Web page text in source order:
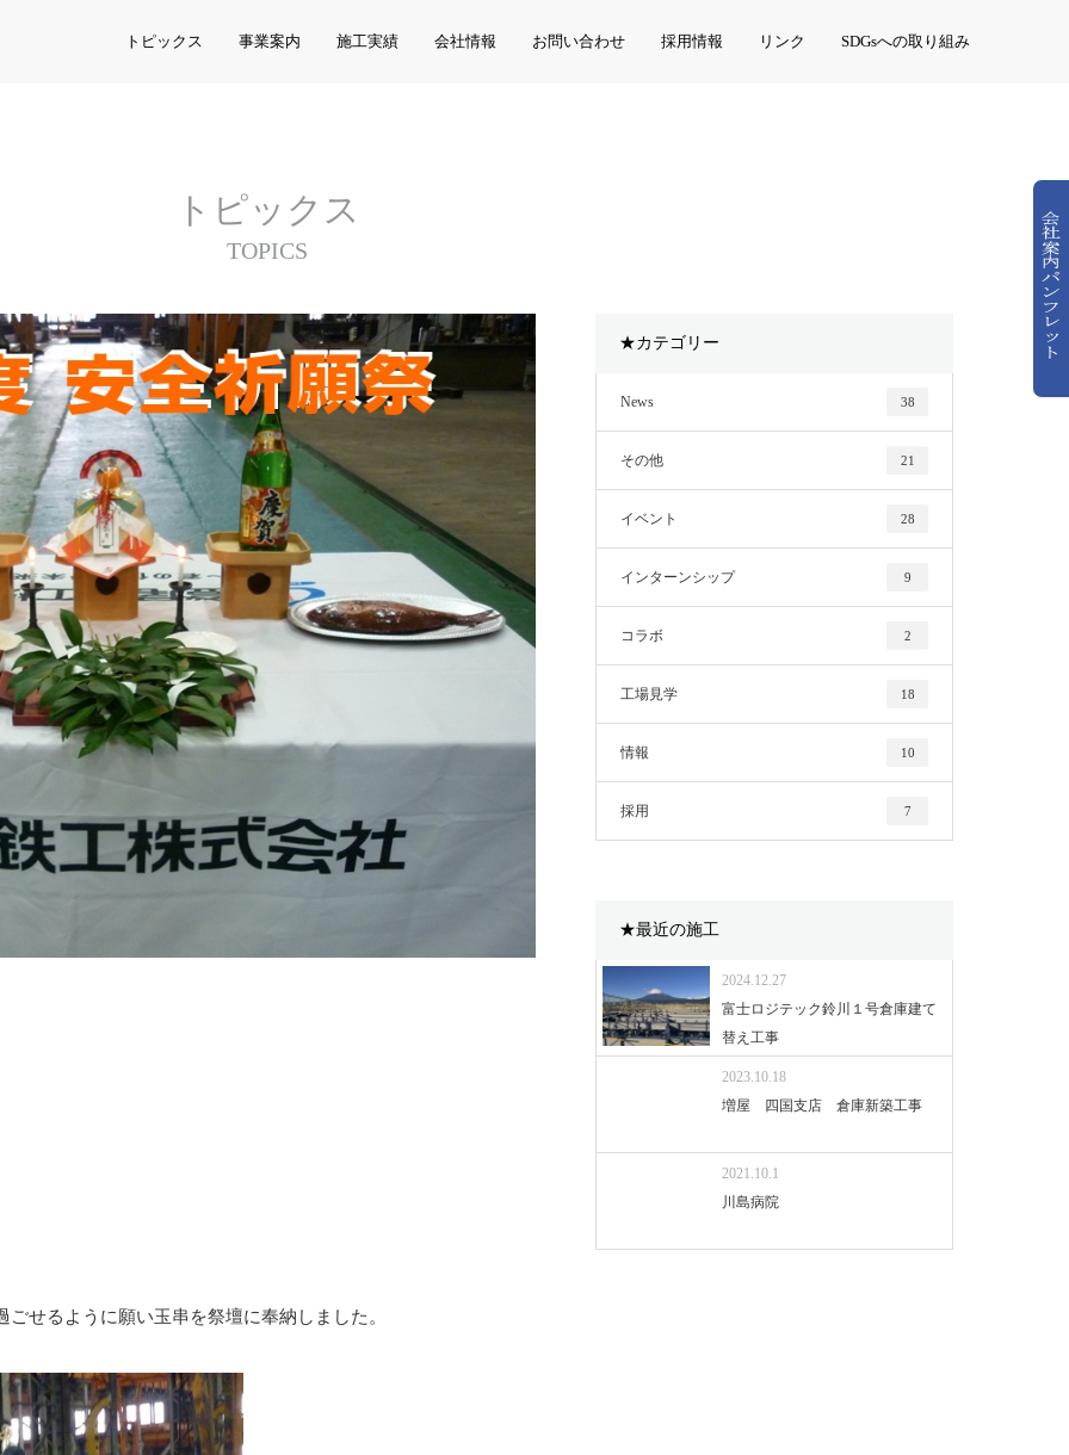
トピックス 事業案内 施工実績 会社情報 お問い合わせ 採用情報 リンク SDGsへの取り組み
トピックス
TOPICS
せるように願い玉串を祭壇に奉納しました。
★カテゴリー
News 38
その他 21
イベント 28
インターンシップ 9
コラボ 2
工場見学 18
情報 10
採用 7
★最近の施工
2024.12.27
富士ロジテック鈴川１号倉庫建て
替え工事
2023.10.18
増屋 四国支店 倉庫新築工事
2021.10.1
川島病院